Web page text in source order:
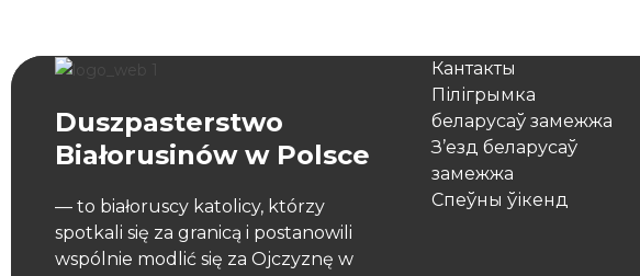
Duszpasterstwo
Białorusinów w Polsce
— to białoruscy katolicy, którzy
spotkali się za granicą i postanowili
wspólnie modlić się za Ojczyznę w
Кантакты
Пілігрымка
беларусаў замежжа
З’езд беларусаў
замежжа
Спеўны ўікенд